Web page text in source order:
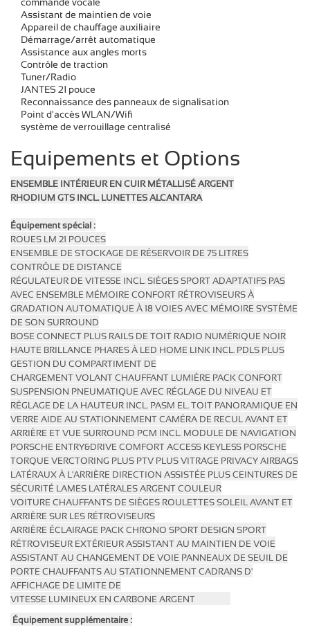
Assistant de maintien de voie
Appareil de chauffage auxiliaire
Démarrage/arrêt automatique
Assistance aux angles morts
Contrôle de traction
Tuner/Radio
JANTES 21 pouce
Reconnaissance des panneaux de signalisation
Point d'accès WLAN/Wifi
système de verrouillage centralisé
Equipements et Options
ENSEMBLE INTÉRIEUR EN CUIR MÉTALLISÉ ARGENT
RHODIUM GTS INCL. LUNETTES ALCANTARA
Équipement spécial :
ROUES LM 21 POUCES
ENSEMBLE DE STOCKAGE DE RÉSERVOIR DE 75 LITRES
CONTRÔLE DE DISTANCE
RÉGULATEUR DE VITESSE INCL. SIÈGES SPORT ADAPTATIFS PAS
AVEC ENSEMBLE MÉMOIRE CONFORT RÉTROVISEURS À
GRADATION AUTOMATIQUE À 18 VOIES AVEC MÉMOIRE SYSTÈME
DE SON SURROUND
BOSE CONNECT PLUS RAILS DE TOIT RADIO NUMÉRIQUE NOIR
HAUTE BRILLANCE PHARES À LED HOME LINK INCL. PDLS PLUS
GESTION DU COMPARTIMENT DE
CHARGEMENT VOLANT CHAUFFANT LUMIÈRE PACK CONFORT
SUSPENSION PNEUMATIQUE AVEC RÉGLAGE DU NIVEAU ET
RÉGLAGE DE LA HAUTEUR INCL. PASM EL. TOIT PANORAMIQUE EN
VERRE AIDE AU STATIONNEMENT CAMÉRA DE RECUL AVANT ET
ARRIÈRE ET VUE SURROUND PCM INCL. MODULE DE NAVIGATION
PORSCHE ENTRY&DRIVE COMFORT ACCESS KEYLESS PORSCHE
TORQUE VERCTORING PLUS PTV PLUS VITRAGE PRIVACY AIRBAGS
LATÉRAUX À L'ARRIÈRE DIRECTION ASSISTÉE PLUS CEINTURES DE
SÉCURITÉ LAMES LATÉRALES ARGENT COULEUR
VOITURE CHAUFFANTS DE SIÈGES ROULETTES SOLEIL AVANT ET
ARRIÈRE SUR LES RÉTROVISEURS
ARRIÈRE ÉCLAIRAGE PACK CHRONO SPORT DESIGN SPORT
RÉTROVISEUR EXTÉRIEUR ASSISTANT AU MAINTIEN DE VOIE
ASSISTANT AU CHANGEMENT DE VOIE PANNEAUX DE SEUIL DE
PORTE CHAUFFANTS AU STATIONNEMENT CADRANS D'
AFFICHAGE DE LIMITE DE
VITESSE LUMINEUX EN CARBONE ARGENT
Équipement supplémentaire :